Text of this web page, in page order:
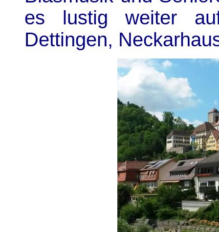
es lustig weiter
Dettingen,